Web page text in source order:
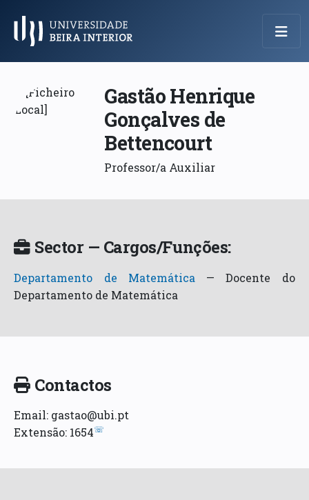
Menu Principal
Gastão Henrique
Gonçalves de
Bettencourt
Professor/a Auxiliar
Sector — Cargos/Funções:
Departamento de Matemática —Docente do
Departamento de Matemática
Contactos
Email: gastao@ubi.pt
Extensão: 1654☏